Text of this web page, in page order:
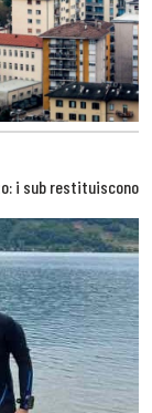
i sub restituiscono